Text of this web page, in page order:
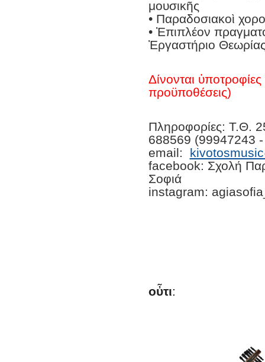
μουσικῆς
• Παραδοσιακοὶ
• Ἐπιπλέον
Ἐργαστήριο
Δίνονται
προϋποθέσεις)
Πληροφορίες: Τ.Θ.
688569 (99947243
email:
facebook: Σχολή
Σοφιά
instagram:
οὖτι: